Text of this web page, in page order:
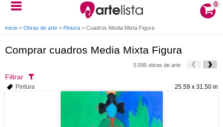
0
Inicio > Obras de arte > Pintura > Cuadros Media Mixta Figura
Comprar cuadros Media Mixta Figura
5.595 obras de arte
Filtrar
25.59 x 31.50 in
Pintura